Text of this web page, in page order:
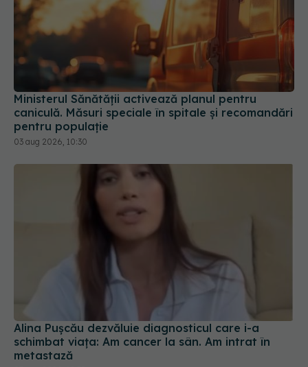
Ministerul Sănătății activează planul pentru
caniculă. Măsuri speciale în spitale și recomandări
pentru populație
03 aug 2026, 10:30
Alina Pușcău dezvăluie diagnosticul care i-a
schimbat viața: Am cancer la sân. Am intrat în